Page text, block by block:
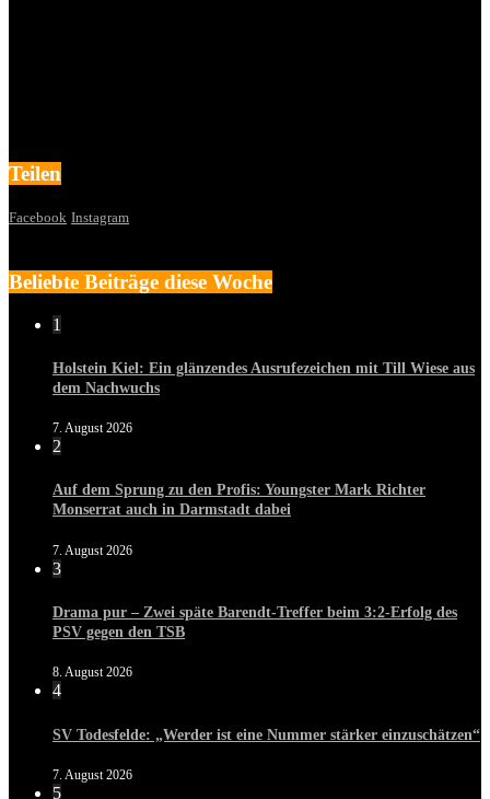
Teilen
Facebook Instagram
Beliebte Beiträge diese Woche
1
Holstein Kiel: Ein glänzendes Ausrufezeichen mit Till Wiese aus
dem Nachwuchs
7. August 2026
2
Auf dem Sprung zu den Profis: Youngster Mark Richter
Monserrat auch in Darmstadt dabei
7. August 2026
3
Drama pur – Zwei späte Barendt-Treffer beim 3:2-Erfolg des
PSV gegen den TSB
8. August 2026
4
SV Todesfelde: „Werder ist eine Nummer stärker einzuschätzen“
7. August 2026
5